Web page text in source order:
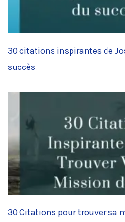
30 citations inspirantes de
succès.
30 Citations pour trouver sa